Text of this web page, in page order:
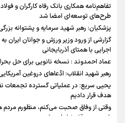
تفاهم‌نامه همکاری بانک رفاه کارگران و
طرح‌های توسعه‌ای امضا شد
پزشکیان: رهبر شهید سرمایه و پشتوانه
گزارشی از ورود وزیر ورزش و جوانان ایران
اجرایی با همتای آذربایجانی
عماد احمدوند : نسخه نانویی برای حل
رهبر شهید انقلاب: ادّعاهای دروغین
یحیی سریع: در عملیاتی گسترده تجمعات
هدف قرار دادیم
وقتی از وفاق صحبت می‌کنم، منظورم مردم
شده و متوقف نخواهد شد